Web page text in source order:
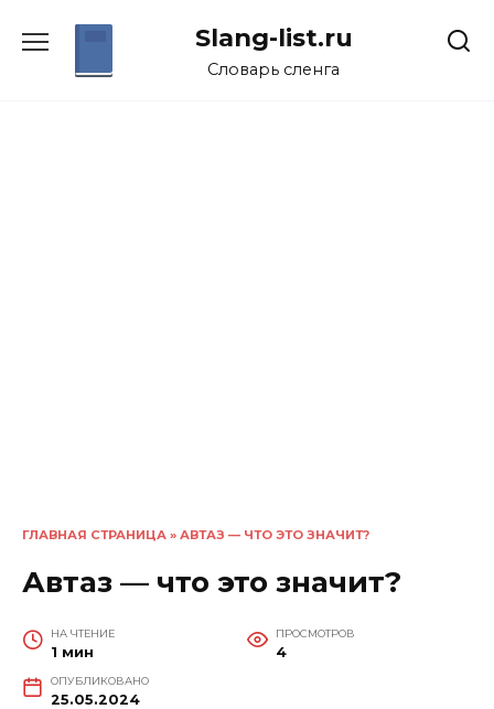
Slang-list.ru
Словарь сленга
ГЛАВНАЯ СТРАНИЦА » АВТАЗ — ЧТО ЭТО ЗНАЧИТ?
Автаз — что это значит?
НА ЧТЕНИЕ
1 мин
ПРОСМОТРОВ
4
ОПУБЛИКОВАНО
25.05.2024